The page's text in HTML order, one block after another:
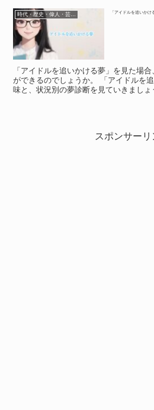
時代・歴史・偉人・芸能人 「アイドルを追いか
「アイドルを追いかける夢」を見た場
ができるのでしょうか。 「アイドルを
味と、状況別の夢診断を見ていきまし
スポンサーリ